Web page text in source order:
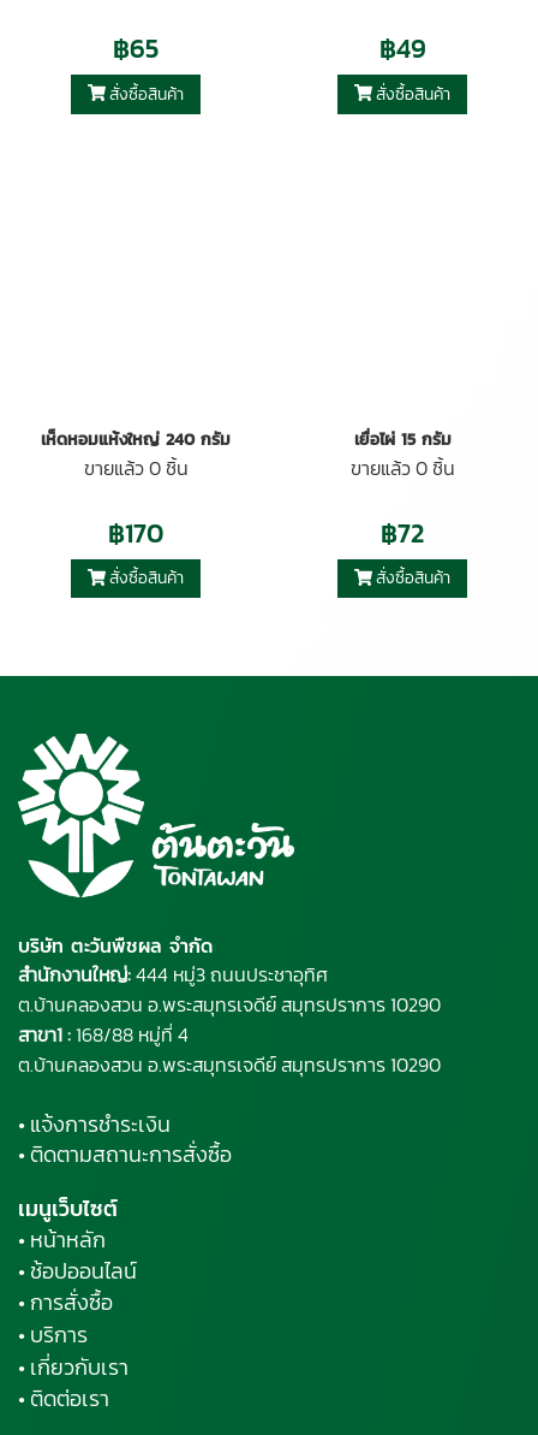
฿65
สั่งซื้อสินค้า
฿49
สั่งซื้อสินค้า
เห็ดหอมแห้งใหญ่ 240 กรัม
ขายแล้ว 0 ชิ้น
฿170
สั่งซื้อสินค้า
เยื่อไผ่ 15 กรัม
ขายแล้ว 0 ชิ้น
฿72
สั่งซื้อสินค้า
บริษัท ตะวันพืชผล จำกัด
สำนักงานใหญ่:444 หมู่3 ถนนประชาอุทิศ
ต.บ้านคลองสวน อ.พระสมุทรเจดีย์สมุทรปราการ 10290
สาขา1 :168/88 หมู่ที่ 4
ต.บ้านคลองสวน อ.พระสมุทรเจดีย์ สมุทรปราการ 10290
• แจ้งการชำระเงิน
• ติดตามสถานะการสั่งซื้อ
เมนูเว็บไซต์
• หน้าหลัก
• ช้อปออนไลน์
• การสั่งซื้อ
• บริการ
• เกี่ยวกับเรา
• ติดต่อเรา